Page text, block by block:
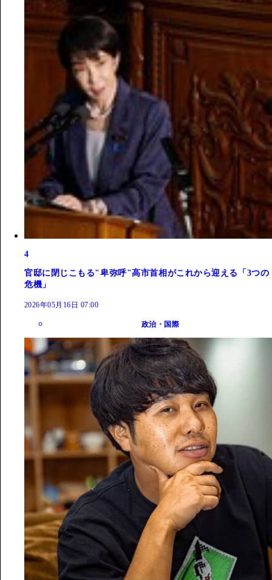
4
官邸に閉じこもる"卑弥呼"高市首相がこれから迎える「3つの
危機」
2026年05月16日 07:00
政治・国際